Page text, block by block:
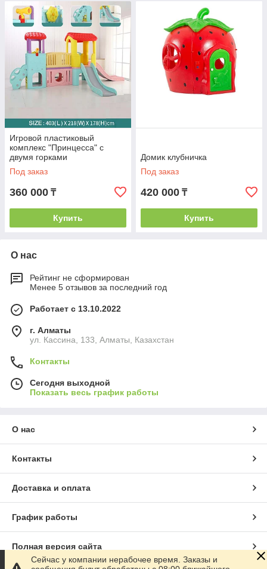
Игровой пластиковый
комплекс "Принцесса" с
двумя горками
Под заказ
360 000 ₸
Купить
Домик клубничка
Под заказ
420 000 ₸
Купить
О нас
Рейтинг не сформирован
Менее 5 отзывов за последний год
Работает с 13.10.2022
г. Алматы
ул. Кассина, 133, Алматы, Казахстан
Контакты
Сегодня выходной
Показать весь график работы
О нас
Контакты
Доставка и оплата
График работы
Полная версия сайта
Сейчас у компании нерабочее время. Заказы и